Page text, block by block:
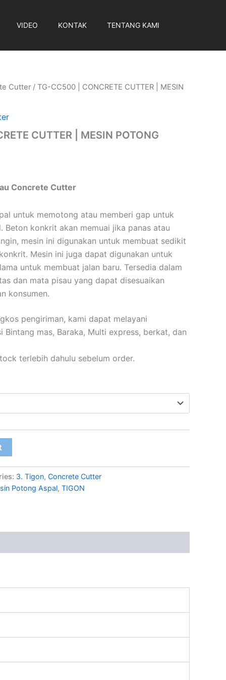
VIDEO KONTAK TENTANG KAMI
Cutter / TG-CC500 | CONCRETE CUTTER | MESIN
CUTTER | MESIN POTONG
Concrete Cutter
untuk memotong atau memberi gap untuk
Beton konkrit akan memuai jika panas atau
mesin ini digunakan untuk membuat sedikit
Mesin ini juga dapat digunakan untuk
untuk membuat jalan baru. Tersedia dalam
dan mata pisau yang dapat disesuaikan
konsumen.
pengiriman, kami dapat melayani
Bintang mas, Baraka, Multi express, berkat, dan
terlebih dahulu sebelum order.
3. Tigon, Concrete Cutter
Potong Aspal, TIGON